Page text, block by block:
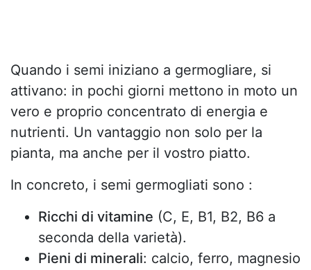
Quando i semi iniziano a germogliare, si
attivano: in pochi giorni mettono in moto un
vero e proprio concentrato di energia e
nutrienti. Un vantaggio non solo per la
pianta, ma anche per il vostro piatto.
In concreto, i semi germogliati sono :
Ricchi di vitamine (C, E, B1, B2, B6 a
seconda della varietà).
Pieni di minerali: calcio, ferro, magnesio